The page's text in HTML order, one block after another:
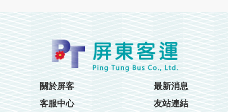
關於屏客
最新消息
客服中心
友站連結